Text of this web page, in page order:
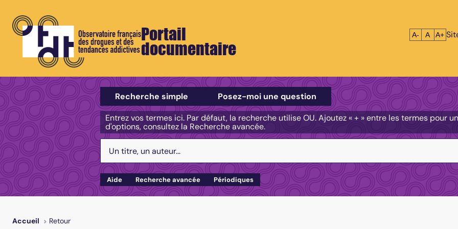
Portail
documentaire
Réduire le
A- A A+
Sélectionner un type de recherche
Recherche simple
Posez-moi une question
Entrez vos termes ici. Par défaut, la recherche utilise OU. Ajoutez « + » entre les termes pour
d'options, consultez la Recherche avancée.
Aide Recherche avancée Périodiques
Accueil Retour